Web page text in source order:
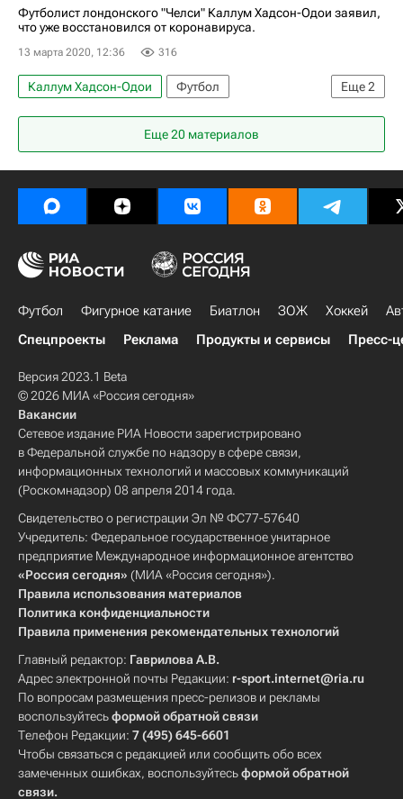
Коронавирус COVID-19
Футболист лондонского "Челси" Каллум Хадсон-Одои заявил,
что уже восстановился от коронавируса.
13 марта 2020, 12:36 316
Еще2
Каллум Хадсон-Одои
Футбол
Вокруг спорта
Еще 20 материалов
Футбол Фигурное катание Биатлон ЗОЖ Хоккей
Спецпроекты
Реклама Продукты и сервисы Пресс-
Версия 2023.1 Beta
© 2026 МИА «Россия сегодня»
Вакансии
Сетевое издание РИА Новости зарегистрировано
в Федеральной службе по надзору в сфере связи,
информационных технологий и массовых коммуникаций
(Роскомнадзор) 08 апреля 2014 года.
Свидетельство о регистрации Эл № ФС77-57640
Учредитель: Федеральное государственное унитарное
предприятие Международное информационное агентство
«Россия сегодня» (МИА «Россия сегодня»).
Правила использования материалов
Политика конфиденциальности
Правила применения рекомендательных технологий
Главный редактор: Гаврилова А.В.
Адрес электронной почты Редакции: r-sport.internet@ria.ru
По вопросам размещения пресс-релизов и рекламы
воспользуйтесьформой обратной связи
Телефон Редакции: 7 (495) 645-6601
Чтобы связаться с редакцией или сообщить обо всех
замеченных ошибках, воспользуйтесьформой обратной
связи.